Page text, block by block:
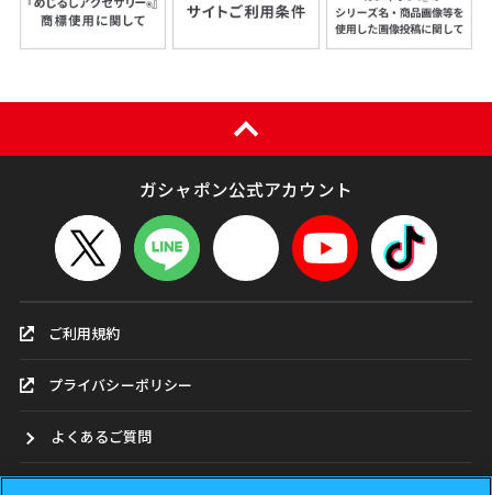
ガシャポン公式アカウント
ご利用規約
プライバシーポリシー
よくあるご質問